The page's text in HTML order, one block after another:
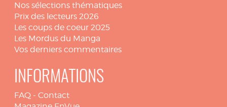
Nos sélections thématiques
Prix des lecteurs 2026
Les coups de coeur 2025
Les Mordus du Manga
Vos derniers commentaires
INFORMATIONS
FAQ - Contact